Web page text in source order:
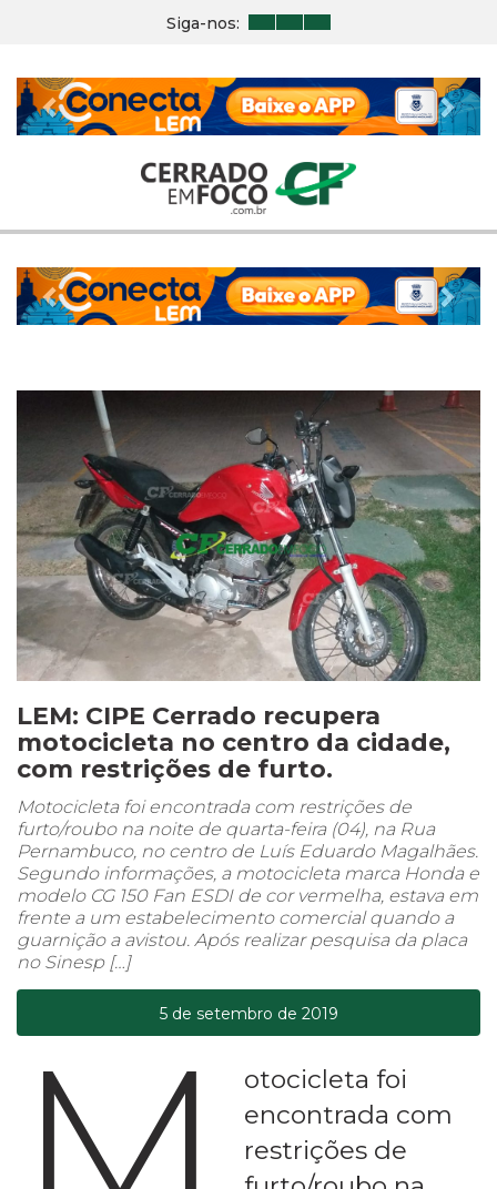
Siga-nos:
Previous Next
Previous Next
LEM: CIPE Cerrado recupera
motocicleta no centro da cidade,
com restrições de furto.
Motocicleta foi encontrada com restrições de
furto/roubo na noite de quarta-feira (04), na Rua
Pernambuco, no centro de Luís Eduardo Magalhães.
Segundo informações, a motocicleta marca Honda e
modelo CG 150 Fan ESDI de cor vermelha, estava em
frente a um estabelecimento comercial quando a
guarnição a avistou. Após realizar pesquisa da placa
no Sinesp […]
5 de setembro de 2019
otocicleta foi
encontrada com
restrições de